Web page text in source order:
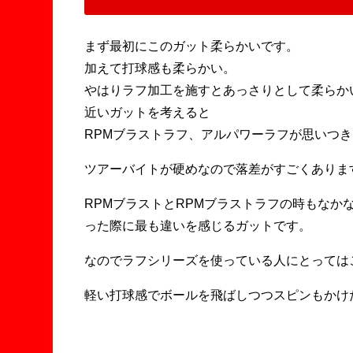
まず最初にこのガット柔らかいです。
加えて打球感も柔らかい。
やはりラフ加工を施すとあっさりとして柔ら
近いガットを考えると
RPMブラストラフ、アルパワーラフが思いつ
ツアーバイトが硬めなので落差がすごくありま
RPMブラストとRPMブラストラフの時もなか
った際に最も違いを感じるガットです。
なのでラフシリーズを使っている人にとって
軽い打球感でボールを飛ばしつつスピンもか